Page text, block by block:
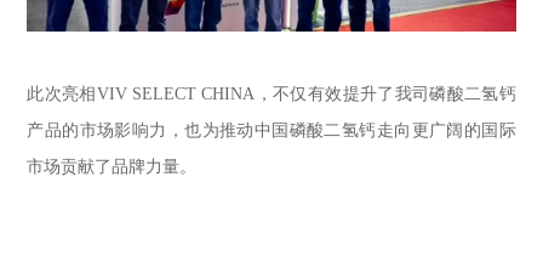
此次亮相VIV SELECT CHINA，不仅有效提升了我司磷酸二氢钙
产品的市场影响力，也为推动中国磷酸二氢钙走向更广阔的国际
市场贡献了品牌力量。